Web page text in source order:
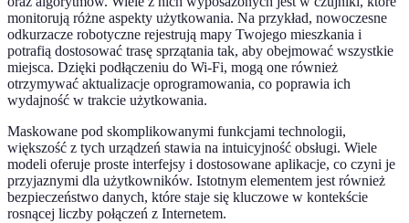
monitorują różne aspekty użytkowania. Na przykład, nowoczesne
odkurzacze robotyczne rejestrują mapy Twojego mieszkania i
potrafią dostosować trasę sprzątania tak, aby obejmować wszystkie
miejsca. Dzięki podłączeniu do Wi-Fi, mogą one również
otrzymywać aktualizacje oprogramowania, co poprawia ich
wydajność w trakcie użytkowania.
Maskowane pod skomplikowanymi funkcjami technologii,
większość z tych urządzeń stawia na intuicyjność obsługi. Wiele
modeli oferuje proste interfejsy i dostosowane aplikacje, co czyni je
przyjaznymi dla użytkowników. Istotnym elementem jest również
bezpieczeństwo danych, które staje się kluczowe w kontekście
rosnącej liczby połączeń z Internetem.